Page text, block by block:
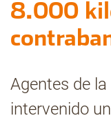
Denuncia
Pregúntanos
8.000
Agentes de
intervenido